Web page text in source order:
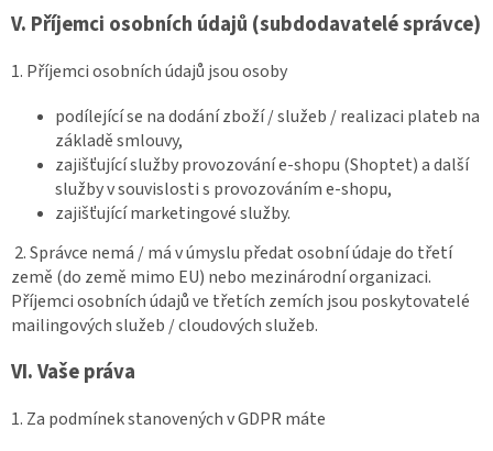
V. Příjemci osobních údajů (subdodavatelé správce)
1. Příjemci osobních údajů jsou osoby
podílející se na dodání zboží / služeb / realizaci plateb na
základě smlouvy,
zajišťující služby provozování e-shopu (Shoptet) a další
služby v souvislosti s provozováním e-shopu,
zajišťující marketingové služby.
2. Správce nemá / má v úmyslu předat osobní údaje do třetí
země (do země mimo EU) nebo mezinárodní organizaci.
Příjemci osobních údajů ve třetích zemích jsou poskytovatelé
mailingových služeb / cloudových služeb.
VI.Vaše práva
1. Za podmínek stanovených v GDPR máte